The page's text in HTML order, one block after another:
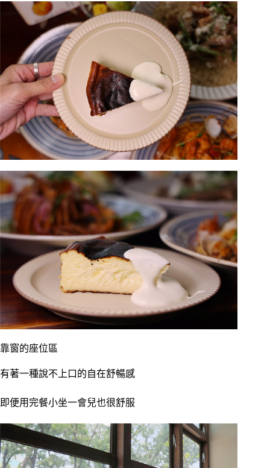
靠窗的座位區
有著一種說不上口的自在舒暢感
即便用完餐小坐一會兒也很舒服